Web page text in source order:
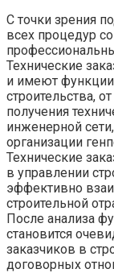
С точки зрения
всех процедур
Технические
и имеют
строительства,
получения
инженерной
организации
Технические
в управлении
эффективно
строительной
После анализа
становится
заказчиков в
договорных